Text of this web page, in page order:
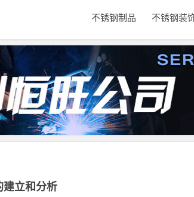
不锈钢制品 不锈钢装
建立和分析